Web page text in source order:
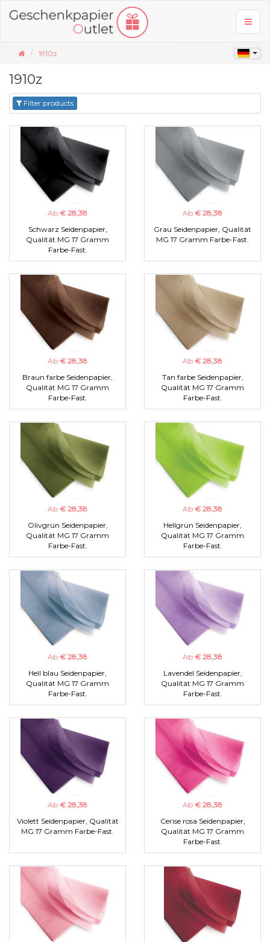
1910z
1910z
Filter products
Ab € 28,38
Schwarz Seidenpapier,
Qualität MG 17 Gramm
Farbe-Fast.
Ab € 28,38
Grau Seidenpapier, Qualität
MG 17 Gramm Farbe-Fast.
Ab € 28,38
Braun farbe Seidenpapier,
Qualität MG 17 Gramm
Farbe-Fast.
Ab € 28,38
Tan farbe Seidenpapier,
Qualität MG 17 Gramm
Farbe-Fast.
Ab € 28,38
Olivgrün Seidenpapier,
Qualität MG 17 Gramm
Farbe-Fast.
Ab € 28,38
Hellgrün Seidenpapier,
Qualität MG 17 Gramm
Farbe-Fast.
Ab € 28,38
Hell blau Seidenpapier,
Qualität MG 17 Gramm
Farbe-Fast.
Ab € 28,38
Lavendel Seidenpapier,
Qualität MG 17 Gramm
Farbe-Fast.
Ab € 28,38
Violett Seidenpapier, Qualität
MG 17 Gramm Farbe-Fast.
Ab € 28,38
Cerise rosa Seidenpapier,
Qualität MG 17 Gramm
Farbe-Fast.